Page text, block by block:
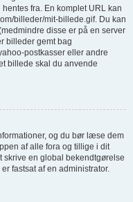
fra. En komplet URL kan
billeder/mit-billede.gif. Du kan
disse er på en server
billeder gemt bag
postkasser eller andre
billede skal du anvende
og du bør læse dem
af alle fora og tillige i dit
skrive en global bekendtgørelse
fastsat af en administrator.